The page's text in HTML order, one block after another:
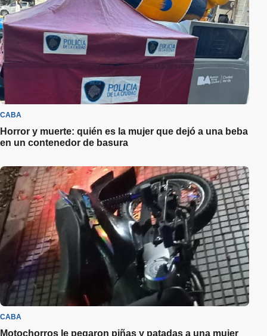
CABA
Horror y muerte: quién es la mujer que dejó a una beba
en un contenedor de basura
CABA
Motochorros le pegaron piñas y patadas a una mujer